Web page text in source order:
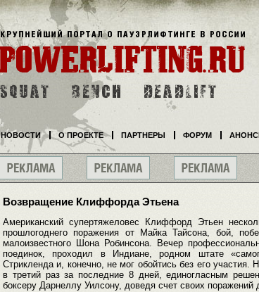
Возвращение Клиффорда Этьена
Американский супертяжеловес Клиффорд Этьен
прошлогоднего поражения от Майка Тайсона, бой,
малоизвестного Шона Робинсона. Вечер
поединок, проходил в Индиане, родном штате
Стрикленда и, конечно, не мог обойтись без его
в третий раз за последние 8 дней, единогласным
боксеру Дарнеллу Уилсону, доведя счет своих поражений
НОВОСТИ О ПРОЕКТЕ ПАРТНЕРЫ ФОРУМ